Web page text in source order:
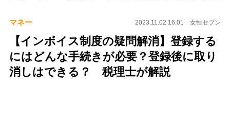
マネー 2023.11.02 16:01 女性セブン
【インボイス制度の疑問解消】登録する
にはどんな手続きが必要？登録後に取り
消しはできる？ 税理士が解説